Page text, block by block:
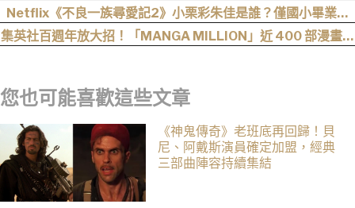
我
Netflix《不良一族尋愛記2》小栗彩朱佳是誰？僅國小畢業人
生超戲劇化，IG、背景一次認識
集英社百週年放大招！「MANGA MILLION」近 400 部漫畫免
您也可能喜歡這些文章
《神鬼傳奇》老班底再回歸！貝
尼、阿戴斯演員確定加盟，經典
三部曲陣容持續集結